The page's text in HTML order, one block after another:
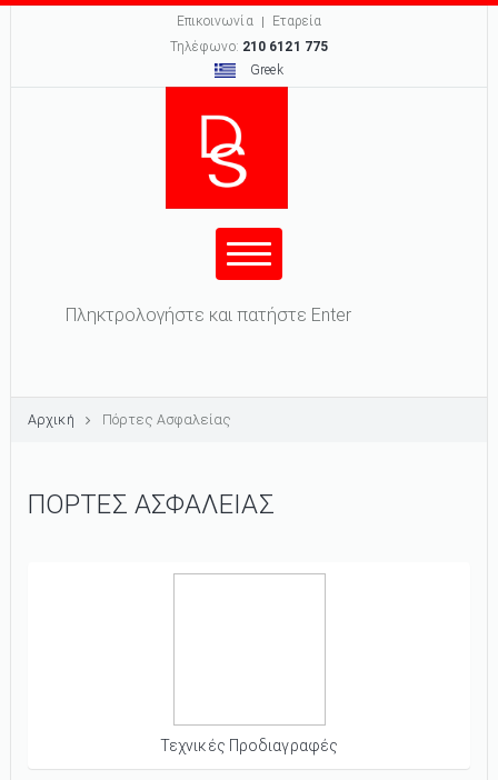
Επικοινωνία
Εταρεία
Τηλέφωνο: 210 6121 775
Greek
Φόρμα αναζήτησης
Αρχική Πόρτες Ασφαλείας
ΠΟΡΤΕΣ ΑΣΦΑΛΕΙΑΣ
Τεχνικές Προδιαγραφές